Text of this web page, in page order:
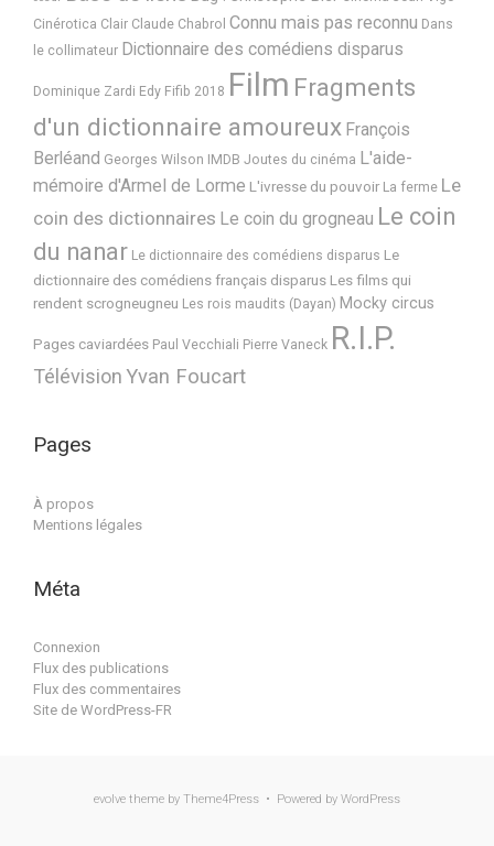
Cinérotica Clair Claude Chabrol Connu mais pas reconnu Dans
le collimateur Dictionnaire des comédiens disparus
Dominique Zardi Edy Fifib 2018 Film Fragments
d'un dictionnaire amoureux François
Berléand Georges Wilson IMDB Joutes du cinéma L'aide-
mémoire d'Armel de Lorme L'ivresse du pouvoir La ferme Le
coin des dictionnaires Le coin du grogneau Le coin
du nanar Le dictionnaire des comédiens disparus Le
dictionnaire des comédiens français disparus Les films qui
rendent scrogneugneu Les rois maudits (Dayan) Mocky circus
Pages caviardées Paul Vecchiali Pierre Vaneck R.I.P.
TélévisionYvan Foucart
Pages
À propos
Mentions légales
Méta
Connexion
Flux des publications
Flux des commentaires
Site de WordPress-FR
evolve theme by Theme4Press • Powered by WordPress